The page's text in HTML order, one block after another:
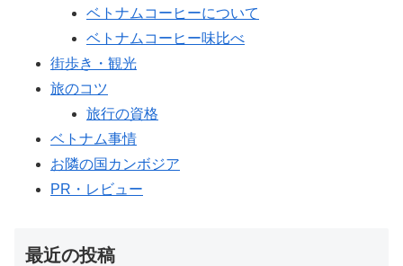
ベトナムコーヒーについて
ベトナムコーヒー味比べ
街歩き・観光
旅のコツ
旅行の資格
ベトナム事情
お隣の国カンボジア
PR・レビュー
最近の投稿